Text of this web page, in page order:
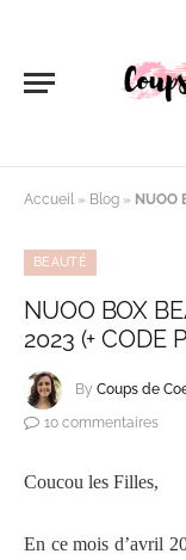
Accueil » Blog » NUOO
BEAUTÉ
NUOO BOX
2023 (+ CODE
By Coups de
10 commentaires
Coucou les Filles,
En ce mois d’avril